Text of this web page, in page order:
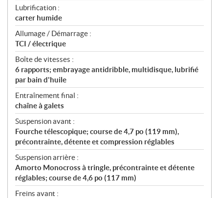
Lubrification :
carter humide
Allumage / Démarrage :
TCI / électrique
Boîte de vitesses :
6 rapports; embrayage antidribble, multidisque, lubrifié
par bain d'huile
Entraînement final :
chaîne à galets
Suspension avant :
Fourche télescopique; course de 4,7 po (119 mm),
précontrainte, détente et compression réglables
Suspension arrière :
Amorto Monocross à tringle, précontrainte et détente
réglables; course de 4,6 po (117 mm)
Freins avant :